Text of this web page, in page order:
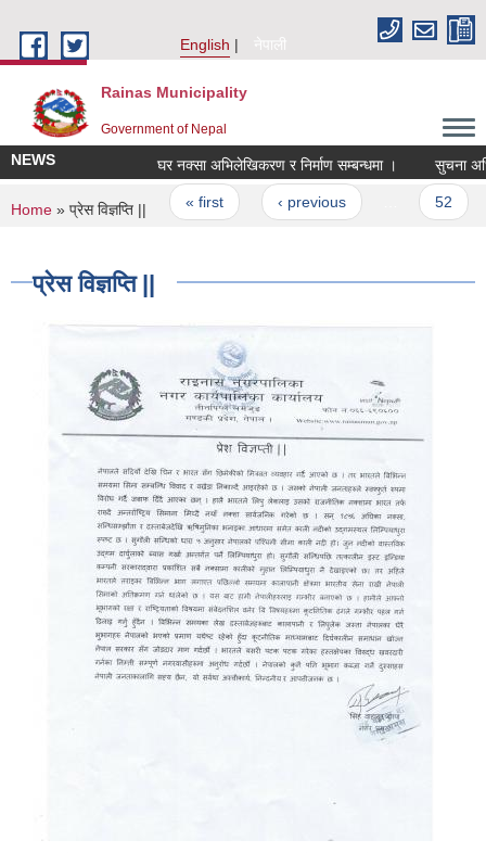
English
नेपाली
Rainas Municipality
Government of Nepal
NEWS घर नक्सा अभिलेखिकरण र निर्माण सम्बन्धमा । सुचना
Pages
« first ‹ previous 52
You are here
Home » प्रेस विज्ञप्ति ||
प्रेस विज्ञप्ति ||